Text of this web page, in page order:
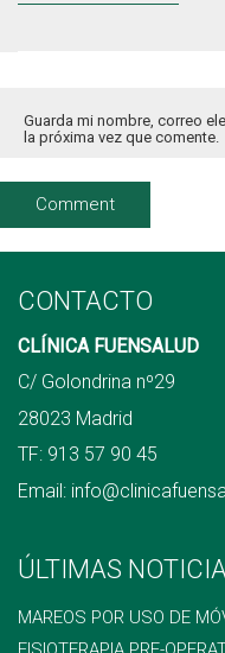
Guarda mi nombre, correo
la próxima vez que comente.
CONTACTO
CLÍNICA FUENSALUD
C/ Golondrina nº29
28023 Madrid
TF: 913 57 90 45
Email:
ÚLTIMAS
MAREOS POR USO DE